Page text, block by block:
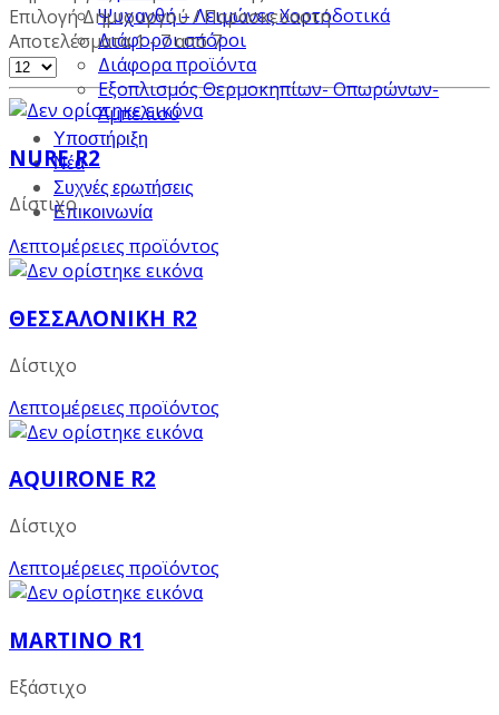
Ψυχανθή – Λειμώνες Χορτοδοτικά
Διάφοροι σπόροι
Διάφορα προϊόντα
Εξοπλισμός Θερμοκηπίων- Οπωρώνων-
Αμπελιού
Υποστήριξη
Νέα
Συχνές ερωτήσεις
Επικοινωνία
Επιλογή Δημιουργού / Παρασκευαστή
Αποτελέσματα 1 - 7 από 7
NURE R2
Δίστιχο
Λεπτομέρειες προϊόντος
ΘΕΣΣΑΛΟΝΙΚΗ R2
Δίστιχο
Λεπτομέρειες προϊόντος
AQUΙRONE R2
Δίστιχο
Λεπτομέρειες προϊόντος
MARTINO R1
Εξάστιχο